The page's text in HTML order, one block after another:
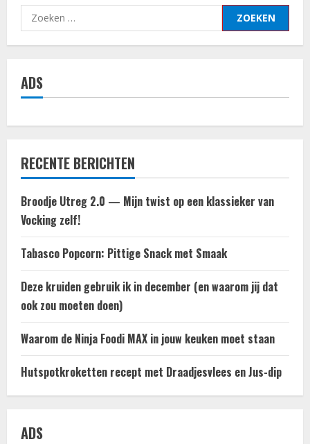
Zoeken
naar:
ADS
RECENTE BERICHTEN
Broodje Utreg 2.0 — Mijn twist op een klassieker van
Vocking zelf!
Tabasco Popcorn: Pittige Snack met Smaak
Deze kruiden gebruik ik in december (en waarom jij dat
ook zou moeten doen)
Waarom de Ninja Foodi MAX in jouw keuken moet staan
Hutspotkroketten recept met Draadjesvlees en Jus-dip
ADS